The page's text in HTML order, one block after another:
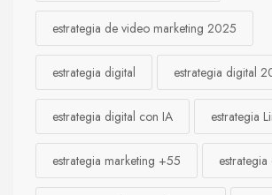
estrategia de video marketing 2025
estrategia digital estrategia digital
estrategia digital con IA estrategia
estrategia marketing +55